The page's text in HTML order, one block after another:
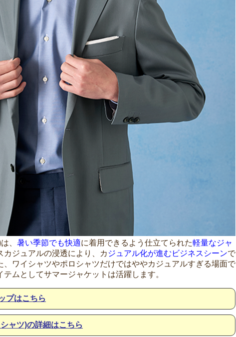
、 暑い季節でも快適に着用できるよう仕立てられた軽量なジャ
ジュアルの浸透により、カ ジュアル化が進むビジネスシーンで
、ワイシャツやポロシャツだけではややカジュアルすぎる場面で
テムとしてサマージャケットは活躍します。
プはこちら
ャツ)の詳細はこちら